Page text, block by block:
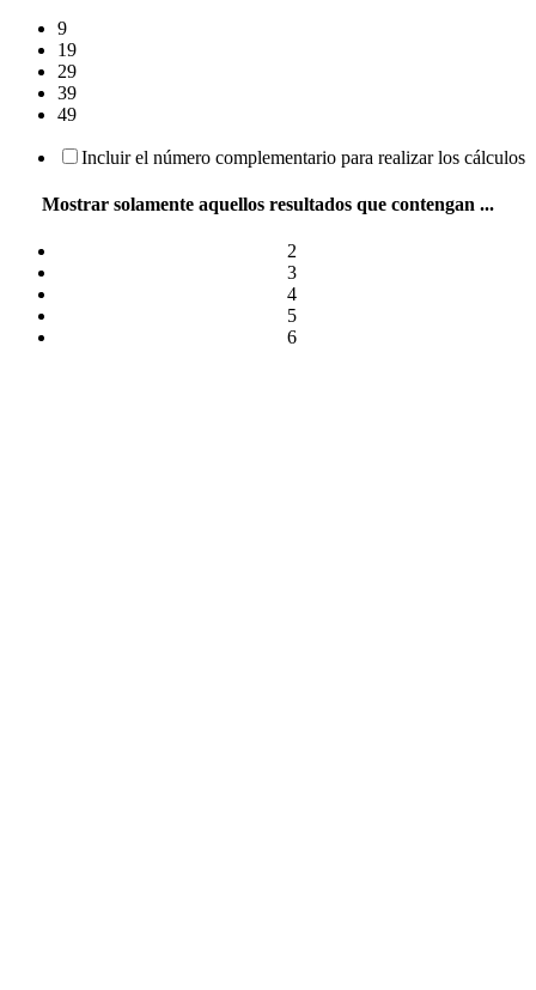
9
19
29
39
49
Incluir el número complementario para realizar los cálculos
Mostrar solamente aquellos resultados que contengan ...
2
3
4
5
6